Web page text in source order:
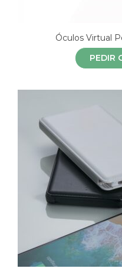
Óculos Virtual
PEDIR